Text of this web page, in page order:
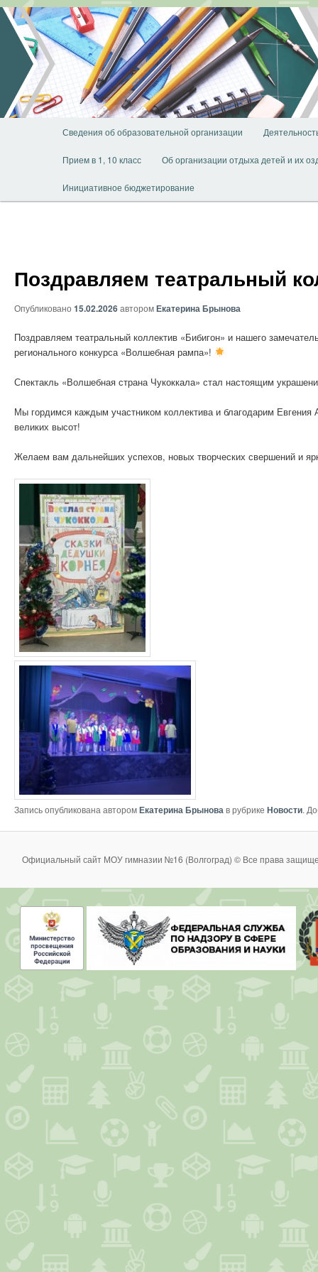
Перейти
основному
содержимому
Сведения об образовательной организации
Прием в 1, 10 класс Об организации отдыха детей и их
Инициативное бюджетирование
Поздравляем театральный
Опубликовано 15.02.2026авторомЕкатерина Брынова
Поздравляем театральный коллектив «Бибигон» и нашего
регионального конкурса «Волшебная рампа»!
Спектакль «Волшебная страна Чукоккала» стал настоящим
Мы гордимся каждым участником коллектива и благодарим
великих высот!
Желаем вам дальнейших успехов, новых творческих свершений и
Запись опубликована авторомЕкатерина Брыновав рубрике Новости.
Официальный сайт МОУ гимназии №16 (Волгоград) © Все права